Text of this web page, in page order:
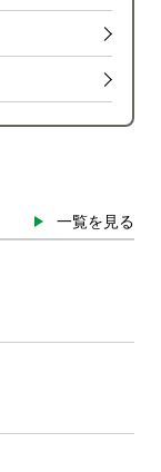
一覧を見る